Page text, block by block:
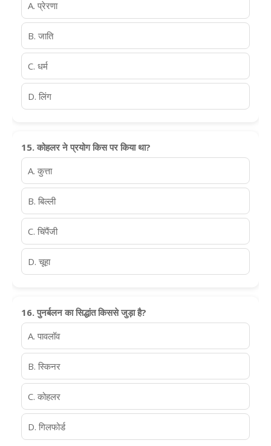
A. प्रेरणा
B. जाति
C. धर्म
D. लिंग
15. कोहलर ने प्रयोग किस पर किया था?
A. कुत्ता
B. बिल्ली
C. चिंपैंजी
D. चूहा
16. पुनर्बलन का सिद्धांत किससे जुड़ा है?
A. पावलॉव
B. स्किनर
C. कोहलर
D. गिलफोर्ड